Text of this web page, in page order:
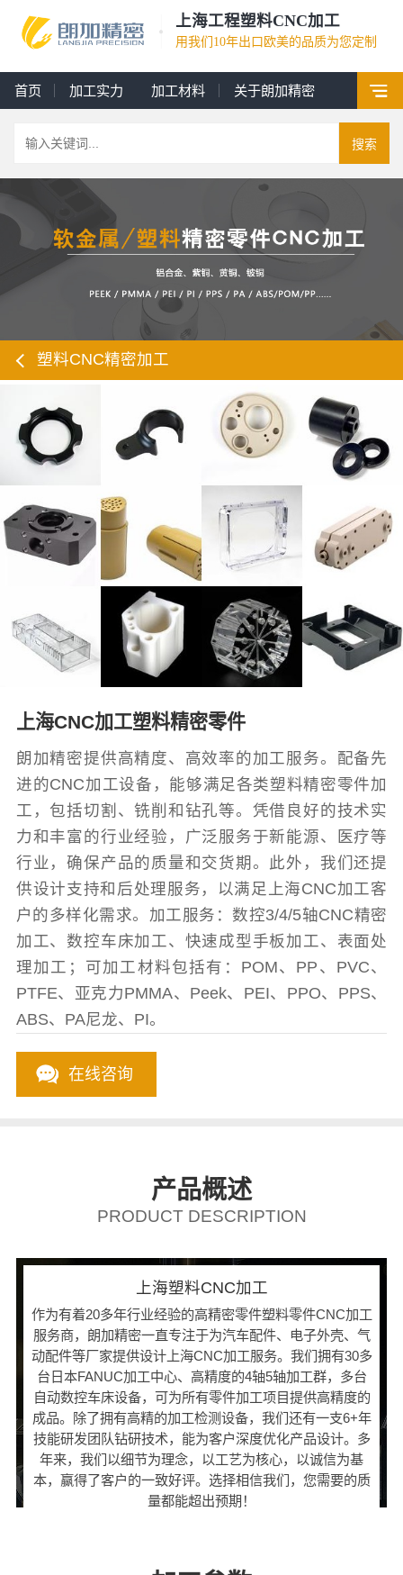
上海工程塑料CNC加工
用我们10年出口欧美的品质为您定制
首页 加工实力 加工材料 关于朗加精密
搜索
塑料CNC精密加工
上海CNC加工塑料精密零件
朗加精密提供高精度、高效率的加工服务。配备先
进的CNC加工设备，能够满足各类塑料精密零件加
工，包括切割、铣削和钻孔等。凭借良好的技术实
力和丰富的行业经验，广泛服务于新能源、医疗等
行业，确保产品的质量和交货期。此外，我们还提
供设计支持和后处理服务，以满足上海CNC加工客
户的多样化需求。加工服务：数控3/4/5轴CNC精密
加工、数控车床加工、快速成型手板加工、表面处
理加工；可加工材料包括有：POM、PP、PVC、
PTFE、亚克力PMMA、Peek、PEI、PPO、PPS、
ABS、PA尼龙、PI。
在线咨询
产品概述
PRODUCT DESCRIPTION
上海塑料CNC加工
作为有着20多年行业经验的高精密零件塑料零件CNC加工
服务商，朗加精密一直专注于为汽车配件、电子外壳、气
动配件等厂家提供设计上海CNC加工服务。我们拥有30多
台日本FANUC加工中心、高精度的4轴5轴加工群，多台
自动数控车床设备，可为所有零件加工项目提供高精度的
成品。除了拥有高精的加工检测设备，我们还有一支6+年
技能研发团队钻研技术，能为客户深度优化产品设计。多
年来，我们以细节为理念，以工艺为核心，以诚信为基
本，赢得了客户的一致好评。选择相信我们，您需要的质
量都能超出预期！